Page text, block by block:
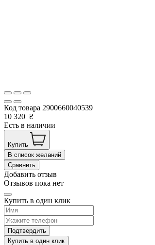
Код товара 2900660040539
10 320 ₴
Есть в наличии
Купить
В список желаний
Сравнить
Добавить отзыв
Отзывов пока нет
Купить в один клик
Подтвердить
Купить в один клик